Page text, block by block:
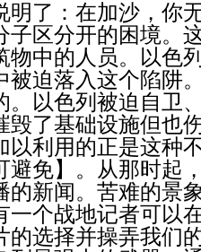
明了：在加沙，你
子区分开的困境。
物中的人员。以色
被迫落入这个陷阱
。以色列被迫自卫
毁了基础设施但也
以利用的正是这种
避免】。从那时起
的新闻。苦难的景
一个战地记者可以
的选择并操弄我们